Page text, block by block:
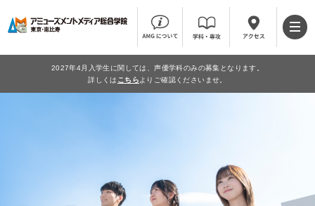
2027年4月入学生に関しては、声優学科のみの募集となります。
詳しくは こちら よりご確認くださいませ。